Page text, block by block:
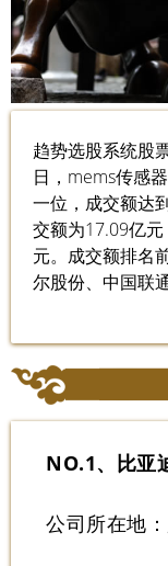
趋势选股系统股
日，mems传感
一位，成交额达
交额为17.09亿
元。成交额排名
尔股份、中国联
NO.1、比亚
公司所在地